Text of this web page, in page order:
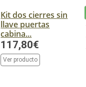
Kit dos cierres sin
llave puertas
cabina...
117,80€
Ver producto